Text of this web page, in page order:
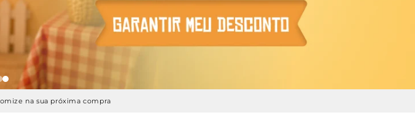
na sua próxima compra